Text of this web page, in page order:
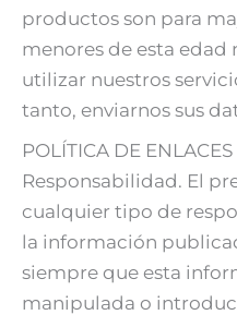
productos son para
menores de esta edad
utilizar nuestros
tanto, enviarnos sus
POLÍTICA DE
Responsabilidad. El
cualquier tipo de
la información
siempre que esta
manipulada o